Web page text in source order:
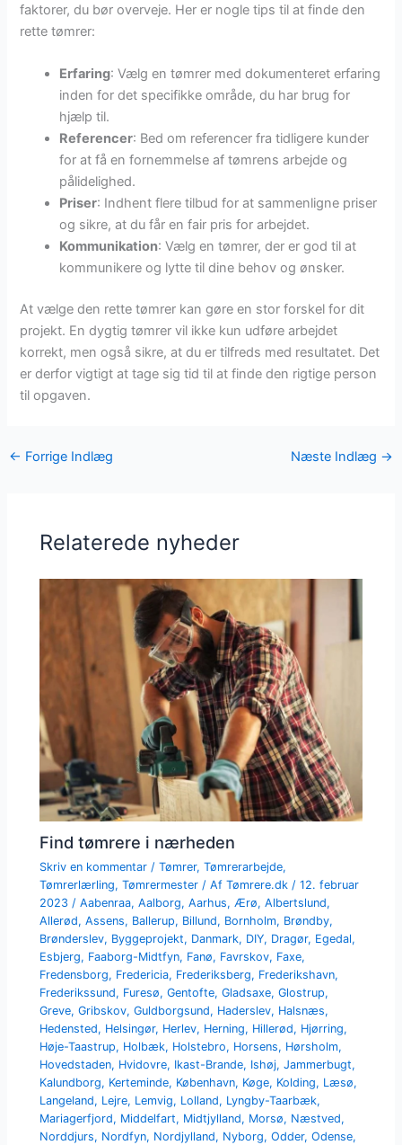
faktorer, du bør overveje. Her er nogle tips til at finde den
rette tømrer:
Erfaring: Vælg en tømrer med dokumenteret erfaring
inden for det specifikke område, du har brug for
hjælp til.
Referencer: Bed om referencer fra tidligere kunder
for at få en fornemmelse af tømrens arbejde og
pålidelighed.
Priser: Indhent flere tilbud for at sammenligne priser
og sikre, at du får en fair pris for arbejdet.
Kommunikation: Vælg en tømrer, der er god til at
kommunikere og lytte til dine behov og ønsker.
At vælge den rette tømrer kan gøre en stor forskel for dit
projekt. En dygtig tømrer vil ikke kun udføre arbejdet
korrekt, men også sikre, at du er tilfreds med resultatet. Det
er derfor vigtigt at tage sig tid til at finde den rigtige person
til opgaven.
← Forrige Indlæg Næste Indlæg →
Relaterede nyheder
Find tømrere i nærheden
Skriv en kommentar /Tømrer,Tømrerarbejde,
Tømrerlærling,Tømrermester / AfTømrere.dk/12. februar
2023/Aabenraa,Aalborg,Aarhus,Ærø,Albertslund,
Allerød,Assens, Ballerup, Billund, Bornholm, Brøndby,
Brønderslev, Byggeprojekt, Danmark, DIY, Dragør, Egedal,
Esbjerg, Faaborg-Midtfyn, Fanø, Favrskov, Faxe,
Fredensborg, Fredericia, Frederiksberg, Frederikshavn,
Frederikssund, Furesø,Gentofte,Gladsaxe,Glostrup,
Greve,Gribskov,Guldborgsund, Haderslev, Halsnæs,
Hedensted, Helsingør, Herlev, Herning, Hillerød, Hjørring,
Høje-Taastrup, Holbæk, Holstebro, Horsens, Hørsholm,
Hovedstaden, Hvidovre, Ikast-Brande, Ishøj,Jammerbugt,
Kalundborg, Kerteminde, København, Køge, Kolding, Læsø,
Langeland, Lejre, Lemvig, Lolland, Lyngby-Taarbæk,
Mariagerfjord, Middelfart, Midtjylland, Morsø, Næstved,
Norddjurs, Nordfyn, Nordjylland, Nyborg,Odder,Odense,